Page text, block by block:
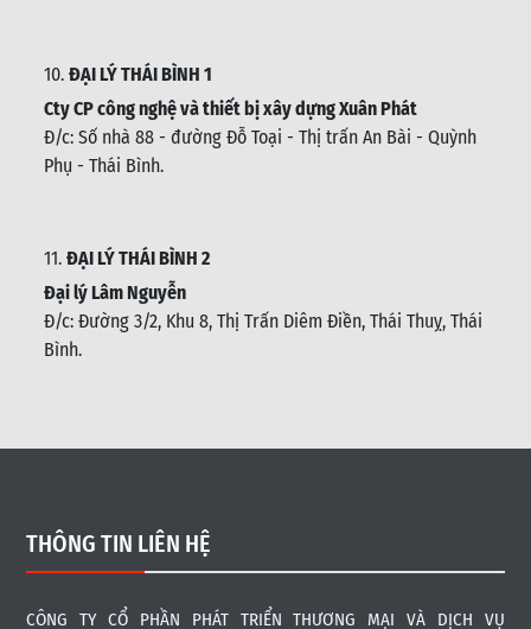
10. ĐẠI LÝ THÁI BÌNH 1
Cty CP công nghệ và thiết bị xây dựng Xuân Phát
Đ/c: Số nhà 88 - đường Đỗ Toại - Thị trấn An Bài - Quỳnh
Phụ - Thái Bình.
11. ĐẠI LÝ THÁI BÌNH 2
Đại lý Lâm Nguyễn
Đ/c: Đường 3/2, Khu 8, Thị Trấn Diêm Điền, Thái Thuỵ, Thái
Bình.
THÔNG TIN LIÊN HỆ
CÔNG TY CỔ PHẦN PHÁT TRIỂN THƯƠNG MẠI VÀ DỊCH VỤ